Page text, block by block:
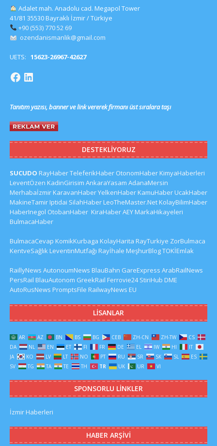
Adalet mah. Anadolu cad. Megapol Tower
41/81 35530 Bayraklı İzmir / Türkiye
+90 (553) 770 52 69
ozendanismanlik@gmail.com
UETS: 15623-26967-42627
Tanıtım yazısı, banner ve link vererek firmanı üst sıralara taşı
DESTEKLIYORUZ
SUCUDO RayHaberTeleferikHaber OtonomHaberKimyaHaberleri
LeventÖzen KadinGirisim AnkaraYasam AdanaMersin
MerhabaİzmirKaravanHaberYelkenHaberKamuHaberUcakHaber
MakineTamirIptidai SilahHaberLeoTheMaster.NetKolayBilimHaber
HaberInegol OtobanHaber KiraHaberAEYMarkaHikayeleri
BulmacaHaber
BulmacaCevap KomikKurbaga KolayHarita RayTurkiye ZorBulmaca
KentveSağlıkLeventinMutfağı Rayİhale MeşhurBlogTOKİEmlak
RaillyNews AutonoumNews BlauBahn GareExpress ArabRailNews
PersRail BlauAutonom GreekRail Ferrovie24 StiriHub DME
AutoRusNews PromptsFile RailwayNews EU
LISANLAR
AR AZ BN BS BG CEB ZH-CN ZH-TW
CS
DA
NL EN ET FI FR DE EL IW HI
IT
JA
KO LV LT NO PT RU SR SK SL
ES
SV
TG TA TE TH TR UK UR VI
SPONSORLU LINKLER
İzmir Haberleri
HABER ARŞIVI